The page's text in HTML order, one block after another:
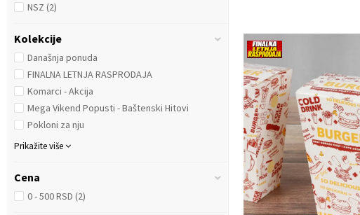
NSZ (2)
Kolekcije
Današnja ponuda
FINALNA LETNJA RASPRODAJA
Komarci - Akcija
Mega Vikend Popusti - Baštenski Hitovi
Pokloni za nju
Prikažite više
Cena
0 - 500 RSD (2)